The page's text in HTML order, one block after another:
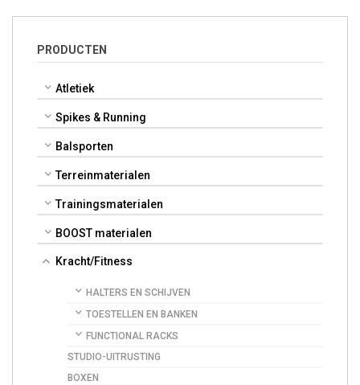
PRODUCTEN
Atletiek
Spikes & Running
Balsporten
Terreinmaterialen
Trainingsmaterialen
BOOST materialen
Kracht/Fitness
HALTERS EN SCHIJVEN
TOESTELLEN EN BANKEN
FUNCTIONAL RACKS
STUDIO-UITRUSTING
BOXEN